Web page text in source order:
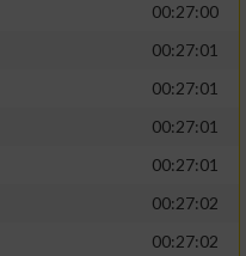
00:27:00
00:27:01
00:27:01
00:27:01
00:27:01
00:27:02
00:27:02